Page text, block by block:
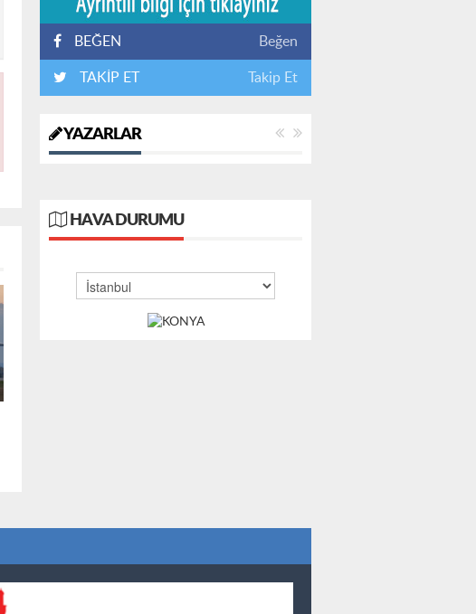
BEĞEN Beğen
TAKİP ET Takip Et
YAZARLAR
HAVA DURUMU